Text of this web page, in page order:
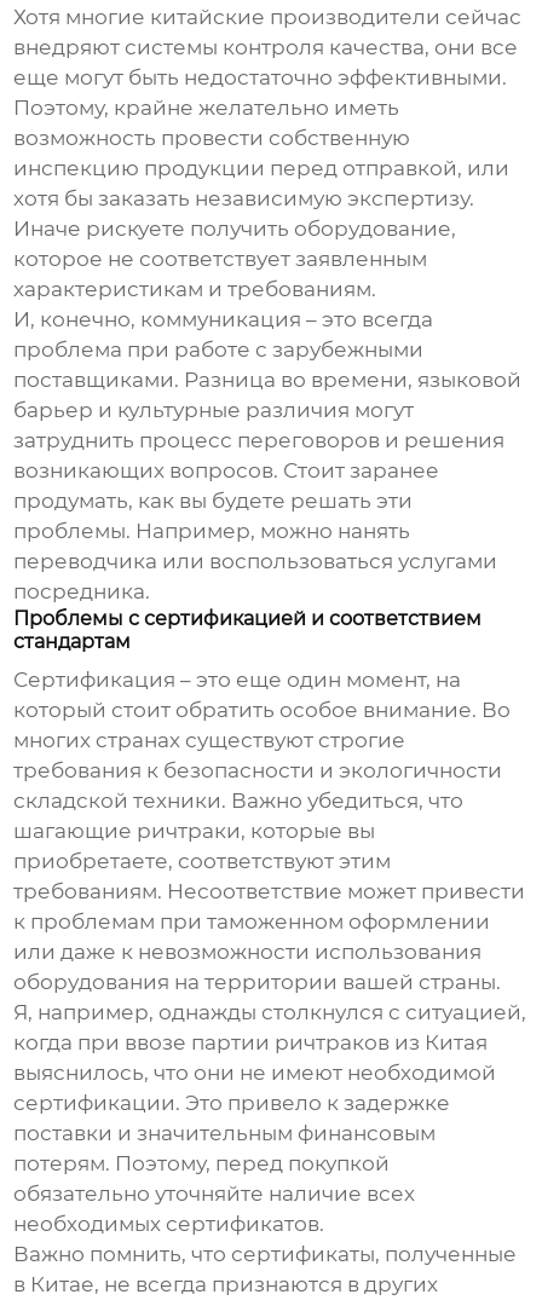
Хотя многие китайские производители сейчас
внедряют системы контроля качества, они все
еще могут быть недостаточно эффективными.
Поэтому, крайне желательно иметь
возможность провести собственную
инспекцию продукции перед отправкой, или
хотя бы заказать независимую экспертизу.
Иначе рискуете получить оборудование,
которое не соответствует заявленным
характеристикам и требованиям.
И, конечно, коммуникация – это всегда
проблема при работе с зарубежными
поставщиками. Разница во времени, языковой
барьер и культурные различия могут
затруднить процесс переговоров и решения
возникающих вопросов. Стоит заранее
продумать, как вы будете решать эти
проблемы. Например, можно нанять
переводчика или воспользоваться услугами
посредника.
Проблемы с сертификацией и соответствием
стандартам
Сертификация – это еще один момент, на
который стоит обратить особое внимание. Во
многих странах существуют строгие
требования к безопасности и экологичности
складской техники. Важно убедиться, что
шагающие ричтраки, которые вы
приобретаете, соответствуют этим
требованиям. Несоответствие может привести
к проблемам при таможенном оформлении
или даже к невозможности использования
оборудования на территории вашей страны.
Я, например, однажды столкнулся с ситуацией,
когда при ввозе партии ричтраков из Китая
выяснилось, что они не имеют необходимой
сертификации. Это привело к задержке
поставки и значительным финансовым
потерям. Поэтому, перед покупкой
обязательно уточняйте наличие всех
необходимых сертификатов.
Важно помнить, что сертификаты, полученные
в Китае, не всегда признаются в других